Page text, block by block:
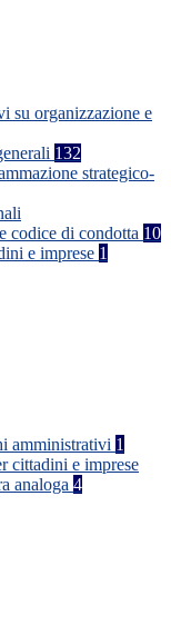
su organizzazione e
132
strategico-
codice di condotta 10
e imprese 1
amministrativi 1
cittadini e imprese
analoga 4